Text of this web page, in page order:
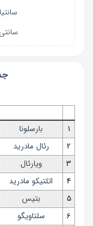
1 بارسلونا
2
رئال مادرید
3
ویارئال
4
اتلتیکو مادرید
5
بتیس
6
سلتاویگو